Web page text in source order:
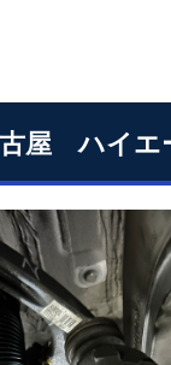
屋 ハイエ